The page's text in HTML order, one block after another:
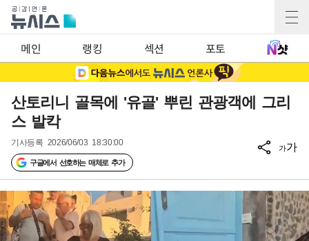
메인 랭킹 섹션 포토
산토리니 골목에 '유골' 뿌린 관광객에 그리
스 발칵
기사등록 2026/06/03 18:30:00
구글에서 선호하는 매체로 추가
가가